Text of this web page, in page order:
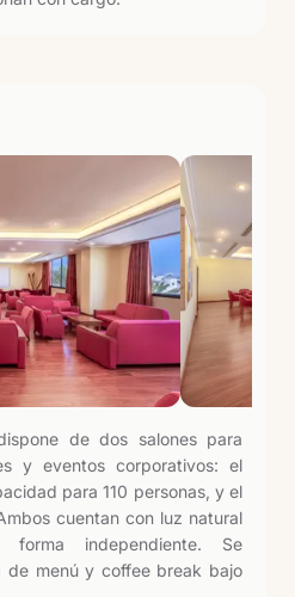
de dos salones para
y eventos corporativos: el
para 110 personas, y el
cuentan con luz natural
independiente. Se
de menú y coffee break bajo